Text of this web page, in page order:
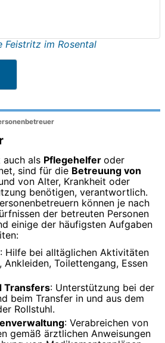
Feistritz im Rosental
auch als Pflegehelfer oder
sind für die Betreuung von
von Alter, Krankheit oder
benötigen, verantwortlich.
können je nach
der betreuten Personen
einige der häufigsten Aufgaben
: Hilfe bei alltäglichen Aktivitäten
Ankleiden, Toilettengang, Essen
Transfers: Unterstützung bei der
beim Transfer in und aus dem
Rollstuhl.
: Verabreichen von
gemäß ärztlichen Anweisungen